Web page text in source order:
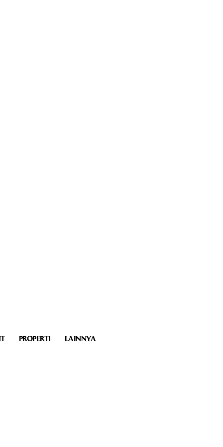
PROPERTI LAINNYA